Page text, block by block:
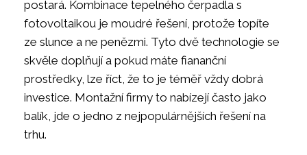
postará. Kombinace tepelného čerpadla s
fotovoltaikou je moudré řešení, protože topíte
ze slunce a ne penězmi. Tyto dvě technologie se
skvěle doplňují a pokud máte fiananční
prostředky, lze říct, že to je téměř vždy dobrá
investice. Montažní firmy to nabízejí často jako
balík, jde o jedno z nejpopulárnějších řešení na
trhu.